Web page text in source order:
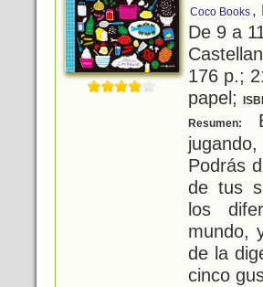
Coco Books ,
De 9 a
176 p.;
papel;
Resumen:
Podrás
de tus
los
mundo,
de la
cinco